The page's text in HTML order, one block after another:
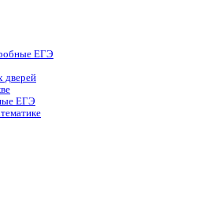
ЕГЭ
дверей
ЕГЭ